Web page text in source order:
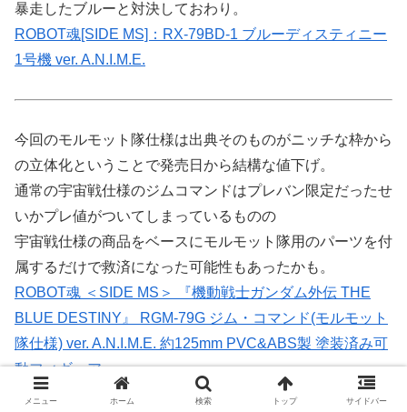
暴走したブルーと対決しておわり。
ROBOT魂[SIDE MS]：RX-79BD-1 ブルーディスティニー
1号機 ver. A.N.I.M.E.
今回のモルモット隊仕様は出典そのものがニッチな枠から
の立体化ということで発売日から結構な値下げ。
通常の宇宙戦仕様のジムコマンドはプレバン限定だったせ
いかプレ値がついてしまっているものの
宇宙戦仕様の商品をベースにモルモット隊用のパーツを付
属するだけで救済になった可能性もあったかも。
ROBOT魂 ＜SIDE MS＞ 『機動戦士ガンダム外伝 THE
BLUE DESTINY』 RGM-79G ジム・コマンド(モルモット
隊仕様) ver. A.N.I.M.E. 約125mm PVC&ABS製 塗装済み可
動フィギュア
(広告Amazonアソシエイト)
メニュー ホーム 検索 トップ サイドバー